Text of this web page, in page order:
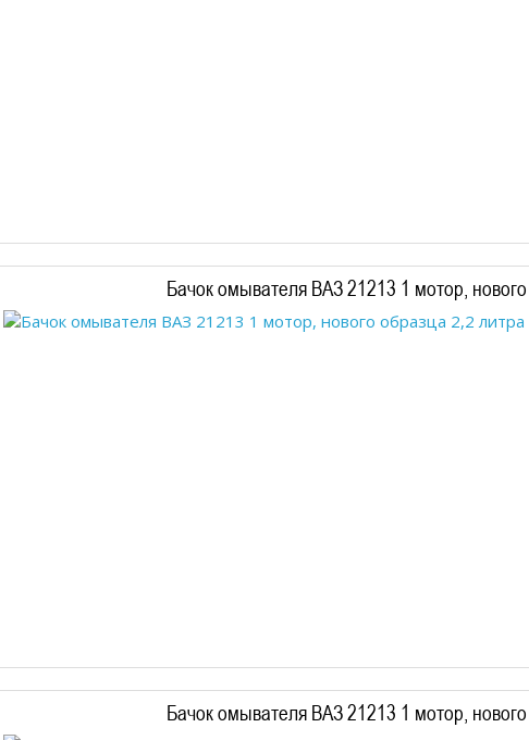
Бачок омывателя ВАЗ 21213 1 мотор,
Бачок омывателя ВАЗ 21213 1 мотор,